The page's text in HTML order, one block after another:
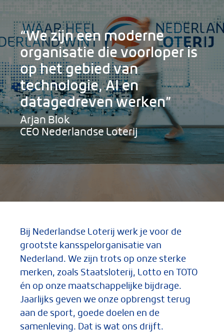
“We zijn een moderne
organisatie die voorloper is
op het gebied van
technologie, AI en
datagedreven werken”
Arjan Blok
CEO Nederlandse Loterij
Bij Nederlandse Loterij werk je voor de
grootste kansspelorganisatie van
Nederland. We zijn trots op onze sterke
merken, zoals Staatsloterij, Lotto en TOTO
én op onze maatschappelijke bijdrage.
Jaarlijks geven we onze opbrengst terug
aan de sport, goede doelen en de
samenleving. Dat is wat ons drijft.